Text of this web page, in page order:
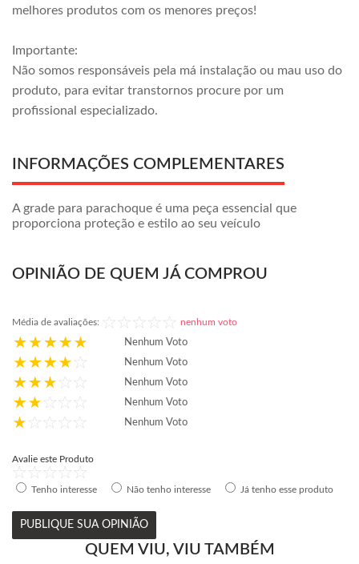
melhores produtos com os menores preços!
Importante:
Não somos responsáveis pela má instalação ou mau uso do
produto, para evitar transtornos procure por um
profissional especializado.
INFORMAÇÕES COMPLEMENTARES
A grade para parachoque é uma peça essencial que
proporciona proteção e estilo ao seu veículo
OPINIÃO DE QUEM JÁ COMPROU
Média de avaliações: nenhum voto
Nenhum Voto
Nenhum Voto
Nenhum Voto
Nenhum Voto
Nenhum Voto
Avalie este Produto
Tenho interesse Não tenho interesse Já tenho esse produto
PUBLIQUE SUA OPINIÃO
QUEM VIU, VIU TAMBÉM